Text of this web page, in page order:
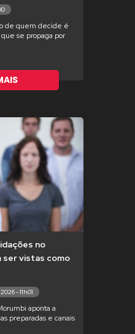
de quem decide é
se propaga por
no
ser vistas como
- 11h01
aponta a
preparadas e canais